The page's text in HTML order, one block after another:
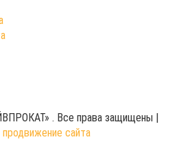
. Все права защищены |
продвижение сайта